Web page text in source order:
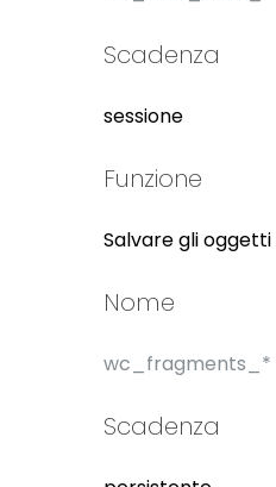
Scadenza
sessione
Funzione
Salvare gli
Nome
wc_fragments_*
Scadenza